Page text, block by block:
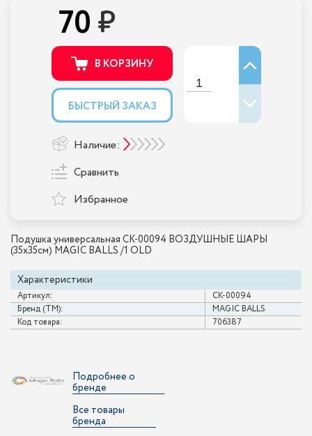
Подушка универсальная CK-00094 ВОЗДУШНЫЕ ШАРЫ
(35х35см) MAGIC BALLS /1 OLD
Характеристики
Артикул:
CK-00094
Бренд (ТМ):
MAGIC BALLS
Код товара:
706387
70
В КОРЗИНУ
БЫСТРЫЙ ЗАКАЗ
Наличие:
Сравнить
Избранное
Подробнее о
бренде
Все товары
бренда